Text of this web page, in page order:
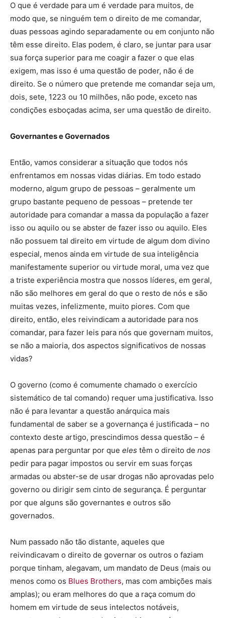
O que é verdade para um é verdade para muitos, de
modo que, se ninguém tem o direito de me comandar,
duas pessoas agindo separadamente ou em conjunto não
têm esse direito. Elas podem, é claro, se juntar para usar
sua força superior para me coagir a fazer o que elas
exigem, mas isso é uma questão de poder, não é de
direito. Se o número que pretende me comandar seja um,
dois, sete, 1223 ou 10 milhões, não pode, exceto nas
condições esboçadas acima, ser uma questão de direito.
Governantes e Governados
Então, vamos considerar a situação que todos nós
enfrentamos em nossas vidas diárias. Em todo estado
moderno, algum grupo de pessoas – geralmente um
grupo bastante pequeno de pessoas – pretende ter
autoridade para comandar a massa da população a fazer
isso ou aquilo ou se abster de fazer isso ou aquilo. Eles
não possuem tal direito em virtude de algum dom divino
especial, menos ainda em virtude de sua inteligência
manifestamente superior ou virtude moral, uma vez que
a triste experiência mostra que nossos líderes, em geral,
não são melhores em geral do que o resto de nós e são
muitas vezes, infelizmente, muito piores. Com que
direito, então, eles reivindicam a autoridade para nos
comandar, para fazer leis para nós que governam muitos,
se não a maioria, dos aspectos significativos de nossas
vidas?
O governo (como é comumente chamado o exercício
sistemático de tal comando) requer uma justificativa. Isso
não é para levantar a questão anárquica mais
fundamental de saber se a governança é justificada – no
contexto deste artigo, prescindimos dessa questão – é
apenas para perguntar por que eles têm o direito de nos
pedir para pagar impostos ou servir em suas forças
armadas ou abster-se de usar drogas não aprovadas pelo
governo ou dirigir sem cinto de segurança. É perguntar
por que alguns são governantes e outros são
governados.
Num passado não tão distante, aqueles que
reivindicavam o direito de governar os outros o faziam
porque tinham, alegavam, um mandato de Deus (mais ou
menos como os Blues Brothers, mas com ambições mais
amplas); ou eram melhores do que a raça comum do
homem em virtude de seus intelectos notáveis,